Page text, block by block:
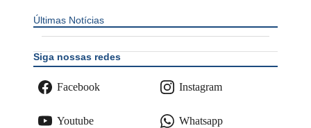
Últimas Notícias
Siga nossas redes
Facebook Instagram
Youtube Whatsapp